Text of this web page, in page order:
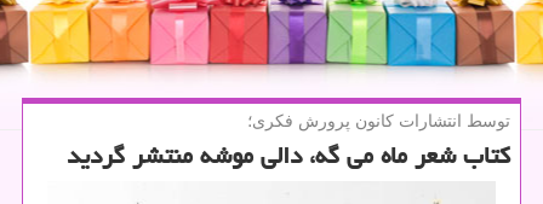
توسط انتشارات كانون پرورش فكری؛
كتاب شعر ماه می گه، دالی موشه منتشر گردید